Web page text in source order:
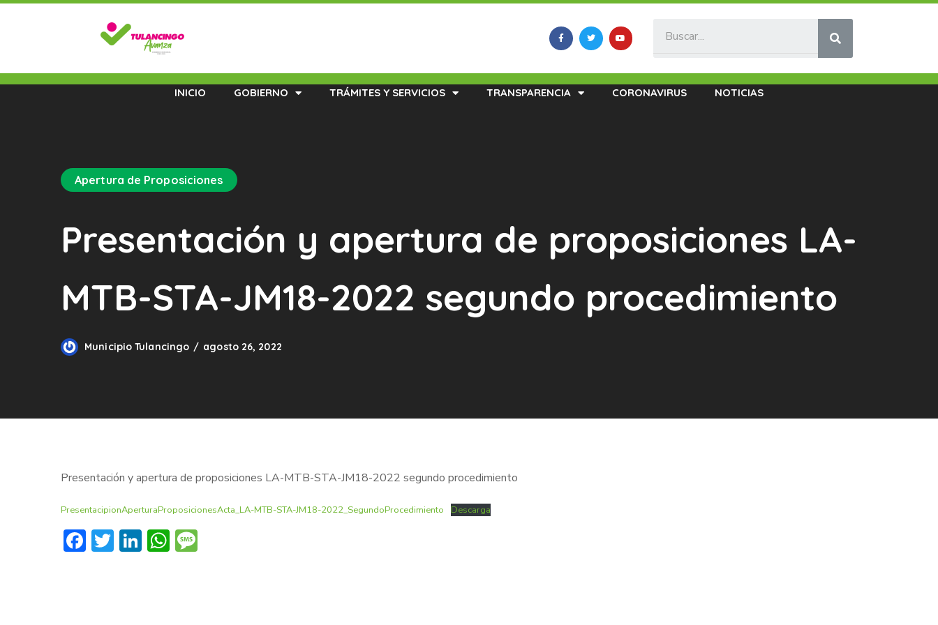
INICIO GOBIERNO TRÁMITES Y SERVICIOS TRANSPARENCIA CORONAVIRUS NOTICIAS
Apertura de Proposiciones
Presentación y apertura de proposiciones LA-
MTB-STA-JM18-2022 segundo procedimiento
Municipio Tulancingo agosto 26, 2022
Presentación y apertura de proposiciones LA-MTB-STA-JM18-2022 segundo procedimiento
PresentacipionAperturaProposicionesActa_LA-MTB-STA-JM18-2022_SegundoProcedimiento Descarga
Facebook
Twitter
LinkedIn
WhatsApp